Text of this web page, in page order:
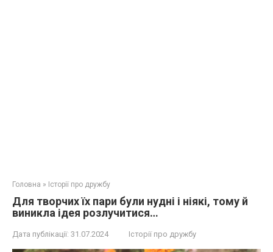
Головна » Історії про дружбу
Для творчих їх пари були нудні і ніякі, тому й
виникла ідея розлучитися…
Дата публікації: 31.07.2024 Історії про дружбу